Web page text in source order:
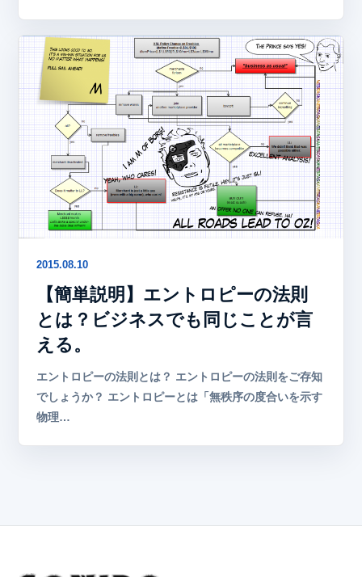
2015.08.10
【簡単説明】エントロピーの法則
とは？ビジネスでも同じことが言
える。
エントロピーの法則とは？ エントロピーの法則をご存知
でしょうか？ エントロピーとは「無秩序の度合いを示す
物理…